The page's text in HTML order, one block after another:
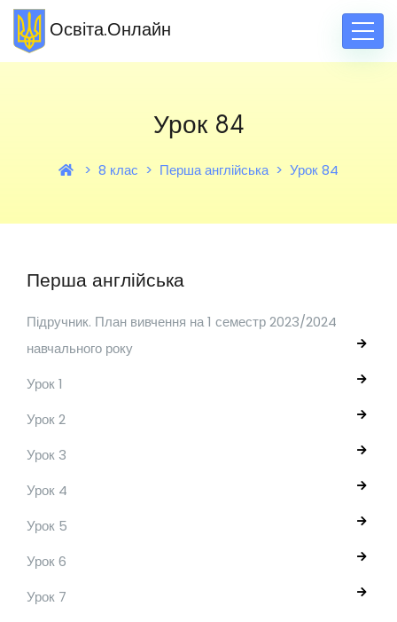
Освіта.Онлайн
Урок 84
8 клас Перша англійська Урок 84
Перша англійська
Підручник. План вивчення на 1 семестр 2023/2024
навчального року
Урок 1
Урок 2
Урок 3
Урок 4
Урок 5
Урок 6
Урок 7